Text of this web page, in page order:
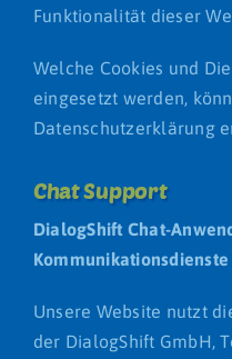
Funktionalität dieser
Welche Cookies und
eingesetzt werden,
Datenschutzerklärung
Chat Support
DialogShift Chat-
Unsere Website nutzt
der DialogShift GmbH,